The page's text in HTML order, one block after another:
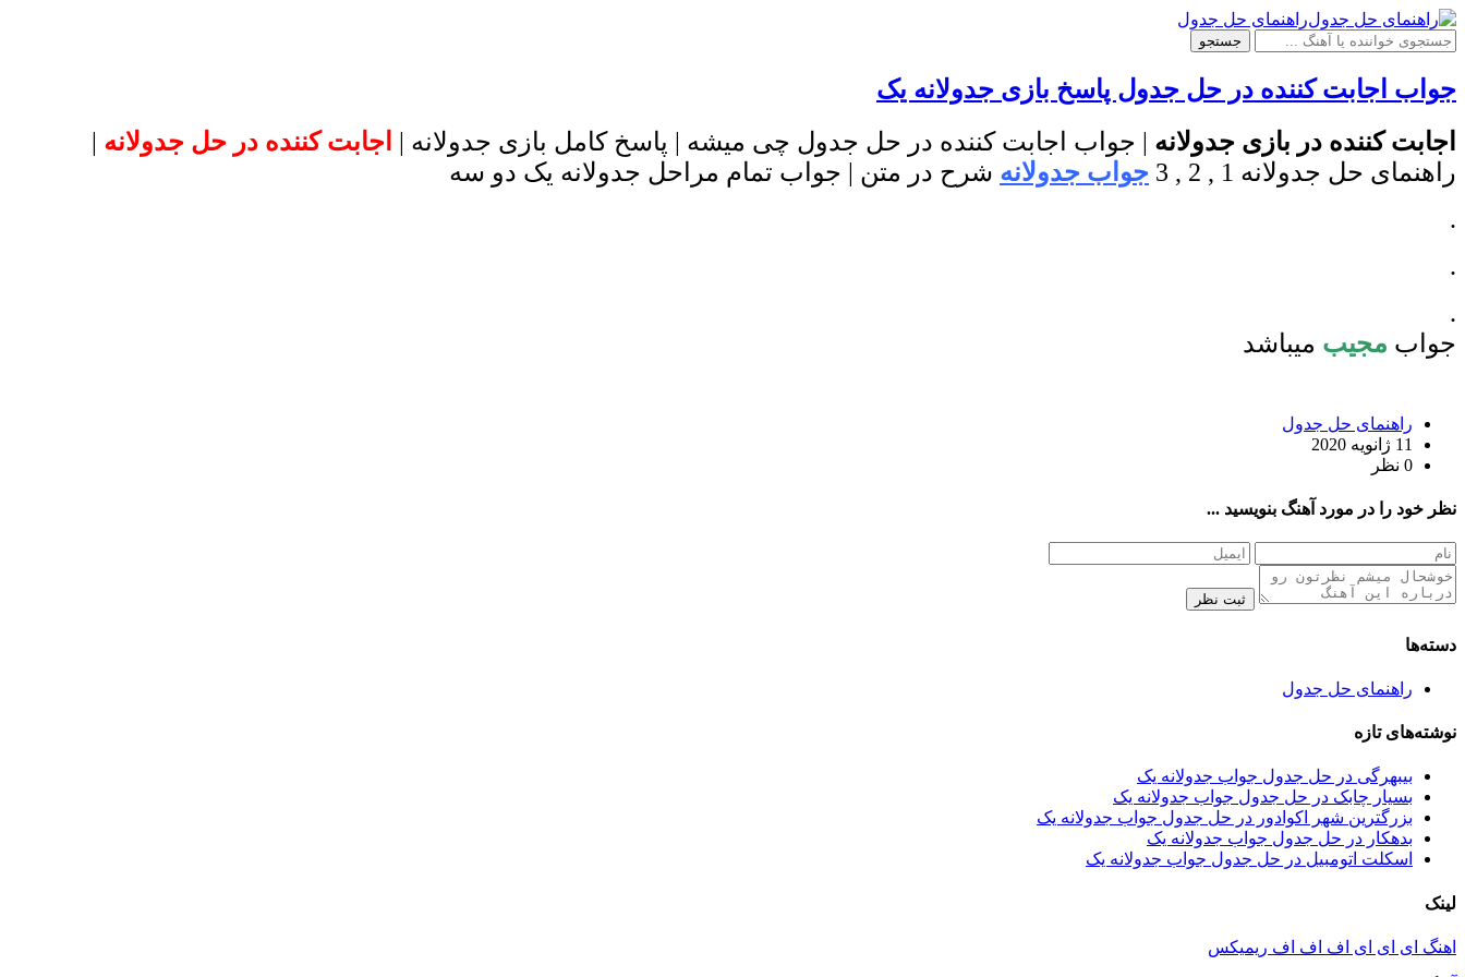
راهنمای حل جدول
جستجو
جواب اجابت کننده در حل جدول پاسخ بازی جدولانه یک
اجابت کننده در بازی جدولانه | جواب اجابت کننده در حل جدول چی میشه | پاسخ کامل بازی جدولانه | اجابت کننده در حل جدولانه |
راهنمای حل جدولانه 1 , 2 , 3
جواب جدولانه شرح در متن | جواب تمام مراحل جدولانه یک دو سه
.
.
.
جواب مجیب میباشد
راهنمای حل جدول
11 ژانویه 2020
0 نظر
نظر خود را در مورد آهنگ بنویسید ...
ثبت نظر
دسته‌ها
راهنمای حل جدول
نوشته‌های تازه
بیبهرگی در حل جدول جواب جدولانه یک
بسیار چابک در حل جدول جواب جدولانه یک
بزرگترین شهر اکوادور در حل جدول جواب جدولانه یک
بدهکار در حل جدول جواب جدولانه یک
اسکلت اتومبیل در حل جدول جواب جدولانه یک
لینک
اهنگ ای ای ای اف اف اف ریمیکس